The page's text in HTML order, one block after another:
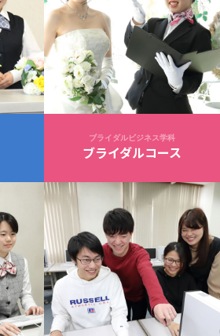
ブライダルビジネス学科
ブライダルコース